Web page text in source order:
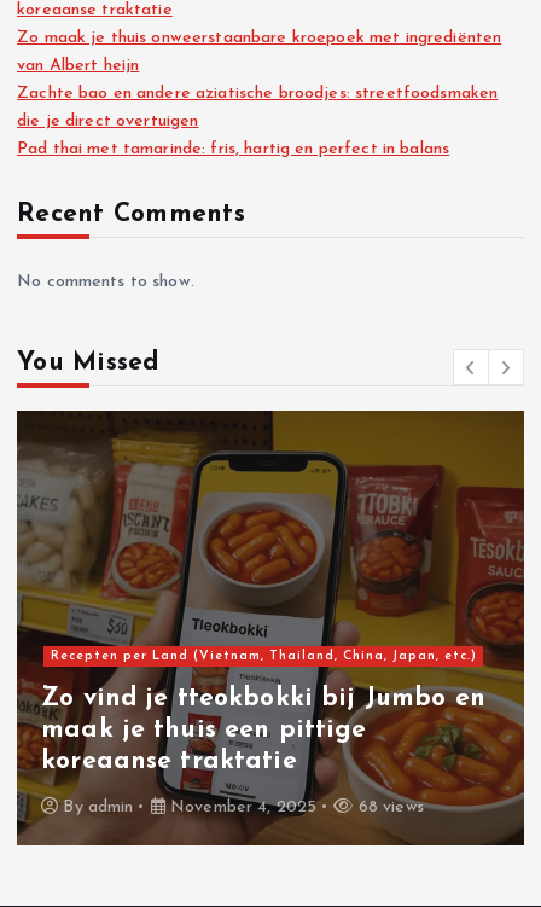
a
g
i
o
n
koreaanse traktatie
Zo maak je thuis onweerstaanbare kroepoek met ingrediënten
van Albert heijn
Zachte bao en andere aziatische broodjes: streetfoodsmaken
die je direct overtuigen
Pad thai met tamarinde: fris, hartig en perfect in balans
Recent Comments
No comments to show.
You Missed
Uncategorized
Zo maak je thuis onweerstaanbare
kroepoek met ingrediënten van
Albert heijn
By admin November 2, 2025 72 views